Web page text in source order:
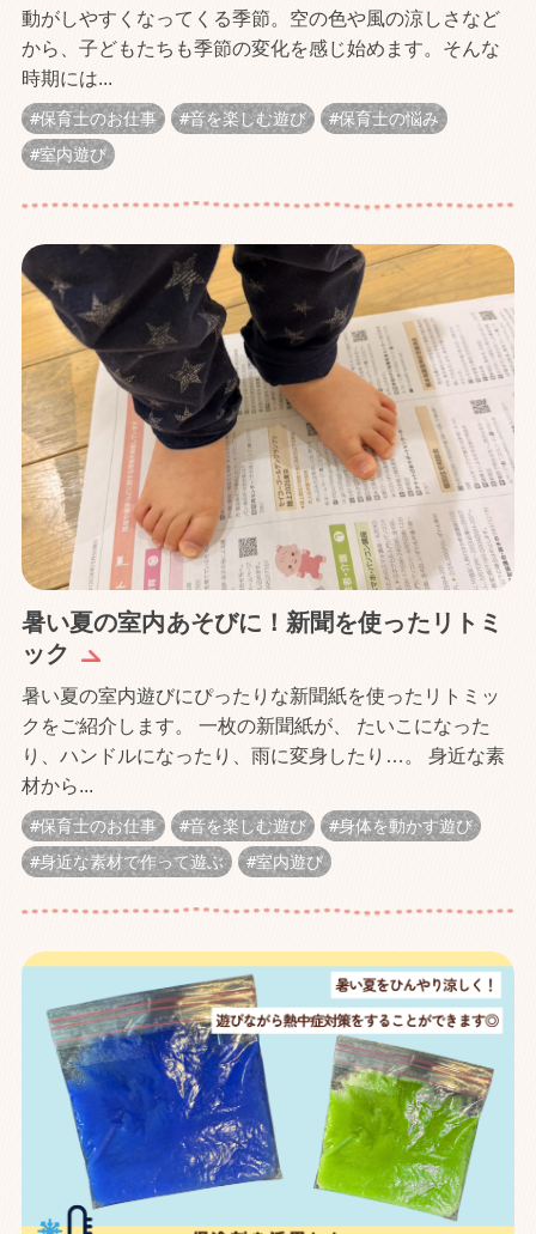
動がしやすくなってくる季節。空の色や風の涼しさなど
から、子どもたちも季節の変化を感じ始めます。そんな
時期には...
保育士のお仕事 音を楽しむ遊び
保育士の悩み
室内遊び
暑い夏の室内あそびに！新聞を使ったリトミ
ック
暑い夏の室内遊びにぴったりな新聞紙を使ったリトミッ
クをご紹介します。 一枚の新聞紙が、 たいこになった
り、ハンドルになったり、雨に変身したり…。 身近な素
材から...
保育士のお仕事 音を楽しむ遊び
身体を動かす遊び
身近な素材で作って遊ぶ
室内遊び